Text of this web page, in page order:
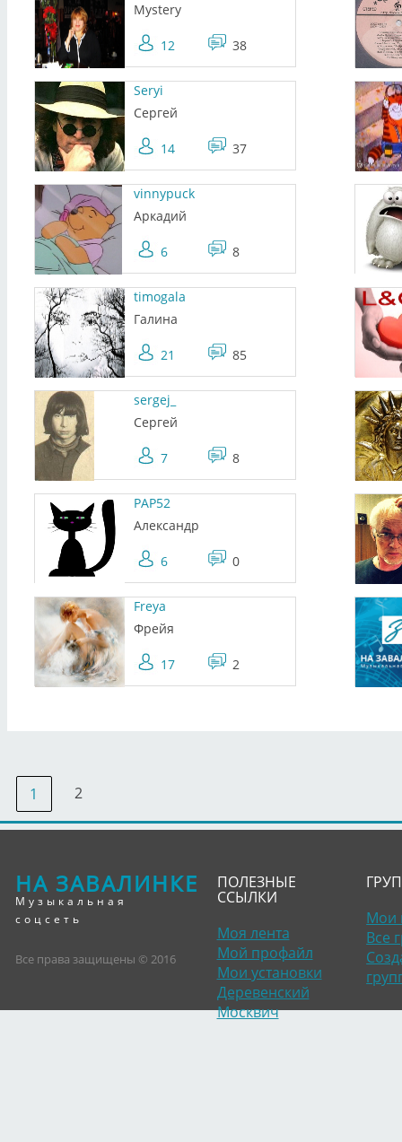
Mystery
12 38
Seryi
Сергей
14 37
vinnypuck
Аркадий
6 8
timogala
Галина
21 85
sergej_
Сергей
7 8
PAP52
Александр
6 0
Freya
Фрейя
17 2
1 2
НА ЗАВАЛИНКЕ
Музыкальная
соцсеть
Все права защищены © 2016
ПОЛЕЗНЫЕ
ССЫЛКИ
Моя лента
Мой профайл
Мои установки
Деревенский
Москвич
Мои
Все